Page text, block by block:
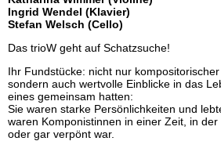
Ingrid Wendel (Klavier)
Stefan Welsch (Cello)
Das trioW geht auf Schatzsuche!
Ihr Fundstücke: nicht nur
sondern auch wertvolle Einblicke in das
eines gemeinsam hatten:
Sie waren starke Persönlichkeiten und
waren Komponistinnen in einer Zeit, in
oder gar verpönt war.